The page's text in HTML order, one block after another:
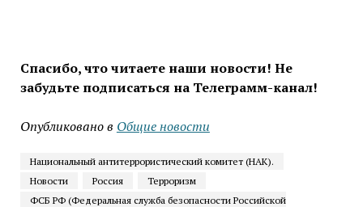
Спасибо, что читаете наши новости! Не
забудьте подписаться на Телеграмм-канал!
Опубликовано в Общие новости
Национальный антитеррористический комитет (НАК).
Новости
Россия
Терроризм
ФСБ РФ (Федеральная служба безопасности Российской